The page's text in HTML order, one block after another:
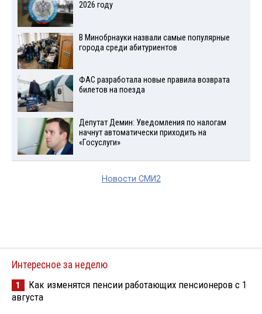
2026 году
В Минобрнауки назвали самые популярные
города среди абитуриентов
ФАС разработала новые правила возврата
билетов на поезда
Депутат Демин: Уведомления по налогам
начнут автоматически приходить на
«Госуслуги»
Новости СМИ2
Интересное за неделю
1
Как изменятся пенсии работающих пенсионеров с 1
августа